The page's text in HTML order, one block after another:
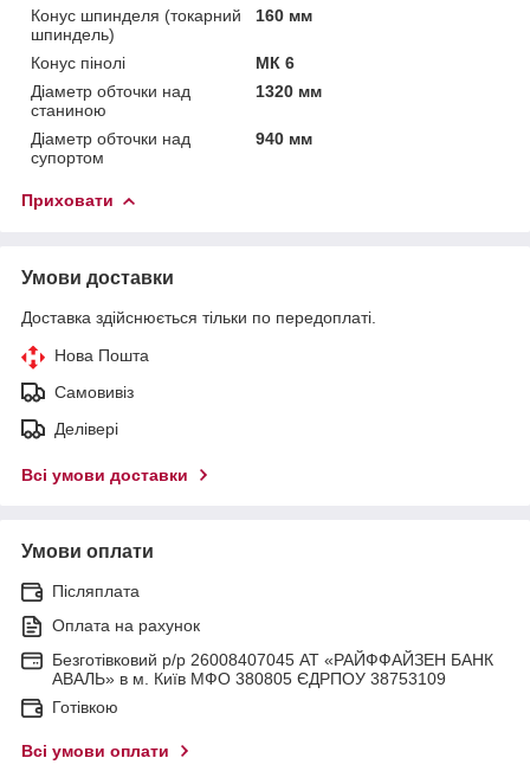
Конус шпинделя (токарний
шпиндель)
160 мм
Конус пінолі
МК 6
Діаметр обточки над
станиною
1320 мм
Діаметр обточки над
супортом
940 мм
Приховати
Умови доставки
Доставка здійснюється тільки по передоплаті.
Нова Пошта
Самовивіз
Делівері
Всі умови доставки
Умови оплати
Післяплата
Оплата на рахунок
Безготівковий р/р 26008407045 АТ «РАЙФФАЙЗЕН БАНК
АВАЛЬ» в м. Київ МФО 380805 ЄДРПОУ 38753109
Готівкою
Всі умови оплати